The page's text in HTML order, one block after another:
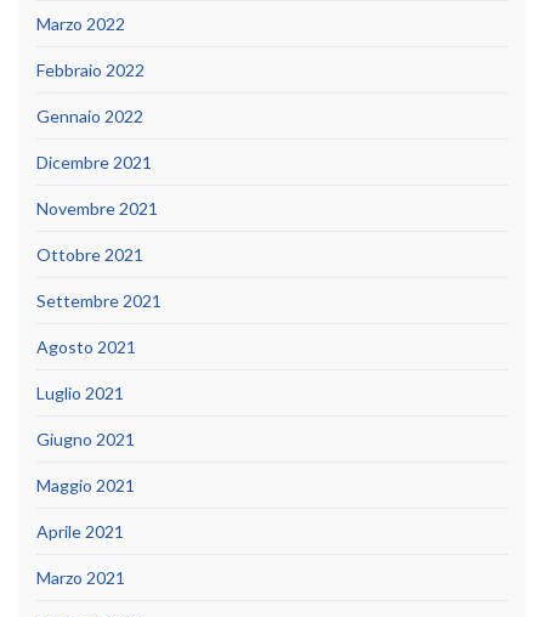
Marzo 2022
Febbraio 2022
Gennaio 2022
Dicembre 2021
Novembre 2021
Ottobre 2021
Settembre 2021
Agosto 2021
Luglio 2021
Giugno 2021
Maggio 2021
Aprile 2021
Marzo 2021